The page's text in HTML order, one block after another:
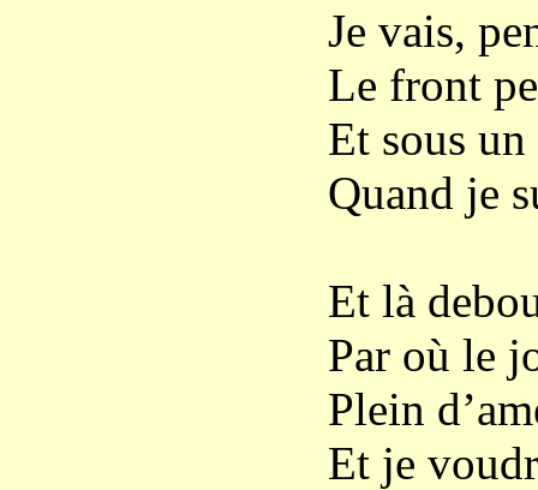
Je vais,
Le front
Et sous
Quand je
Et là
Par où le
Plein
Et je